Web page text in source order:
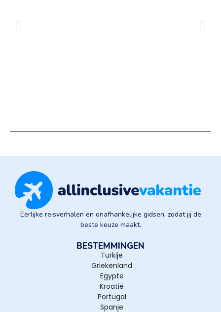
Eerlijke reisverhalen en onafhankelijke gidsen, zodat jij de
beste keuze maakt.
BESTEMMINGEN
Turkije
Griekenland
Egypte
Kroatië
Portugal
Spanje